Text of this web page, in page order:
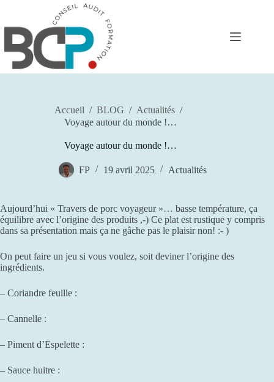
contenu
Accueil / BLOG / Actualités /
Voyage autour du monde !…
Voyage autour du monde !…
FP 19 avril 2025 Actualités
Aujourd’hui « Travers de porc voyageur »… basse température, ça
équilibre avec l’origine des produits ,-) Ce plat est rustique y compris
dans sa présentation mais ça ne gâche pas le plaisir non! :- )
On peut faire un jeu si vous voulez, soit deviner l’origine des
ingrédients.
– Coriandre feuille :
– Cannelle :
– Piment d’Espelette :
– Sauce huitre :